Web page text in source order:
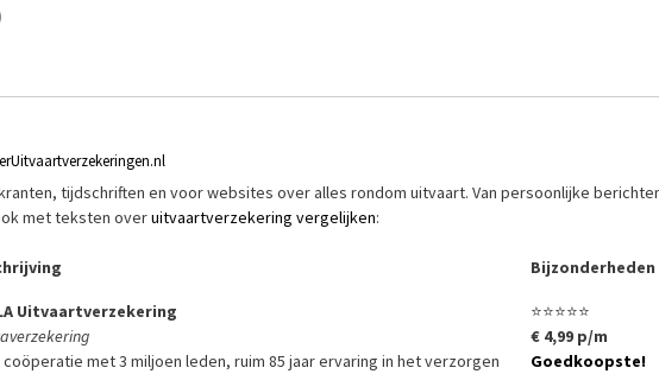
tijdschriften en voor websites over alles rondom uitvaart. Van persoonlijke
met teksten overuitvaartverzekering vergelijken:
Bijzonderheden
Uitvaartverzekering
met 3 miljoen leden, ruim 85 jaar ervaring in het verzorgen
⭐⭐⭐⭐⭐
€ 4,99 p/m
Goedkoopste!